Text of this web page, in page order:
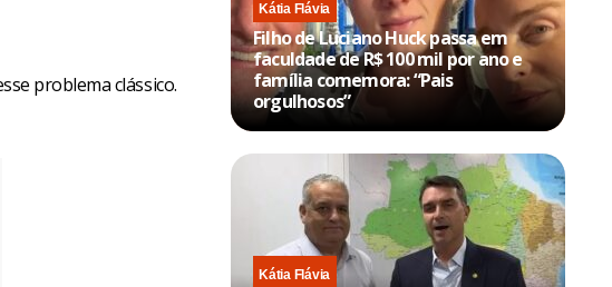
problema clássico.
Kátia Flávia
Filho de Luciano Huck passa em
faculdade de R$ 100 mil por ano e
família comemora: “Pais
orgulhosos”
Kátia Flávia